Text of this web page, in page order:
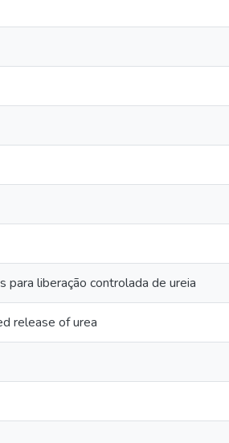
liberação controlada de ureia
release of urea